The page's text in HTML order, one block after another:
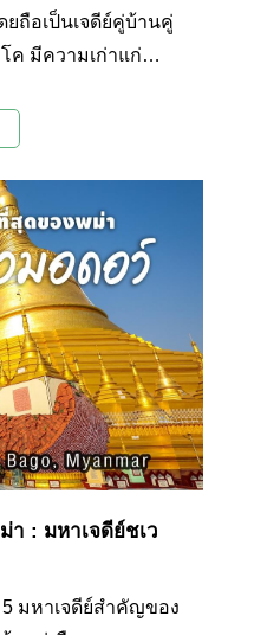
ถือเป็นเจดีย์คู่บ้านคู่
ค มีความเก่าแก่
รริกธาตุในส่วนของ
มืองพะโค ประเทศ
า : มหาเจดีย์ชเว
5 มหาเจดีย์สำคัญของ